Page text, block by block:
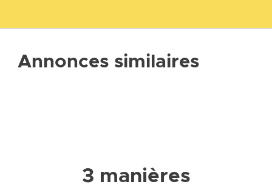
Annonces similaires
3 manières